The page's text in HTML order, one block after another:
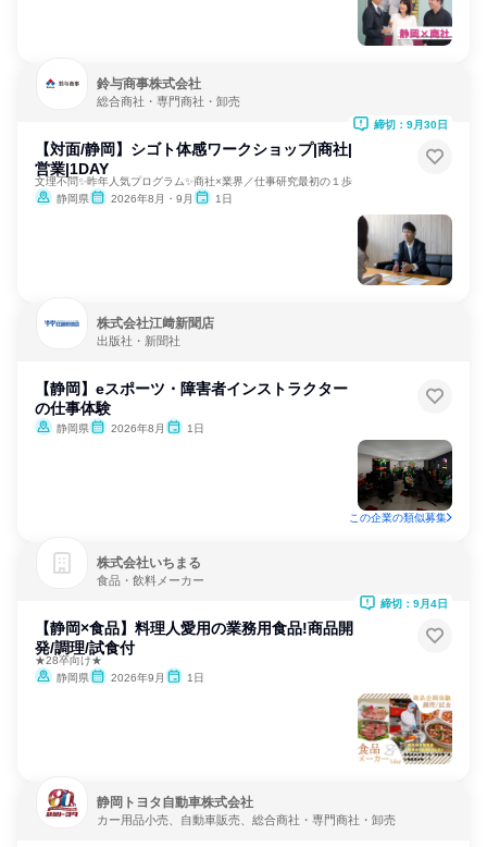
鈴与商事株式会社
総合商社・専門商社・卸売
【対面/静岡】シゴト体感ワークショップ|商社|
営業|1DAY
文理不問✨昨年人気プログラム✨商社×業界／仕事研究最初の１歩
静岡県
2026年8月・9月 1日
締切：9月30日
株式会社江﨑新聞店
出版社・新聞社
【静岡】eスポーツ・障害者インストラクター
の仕事体験
静岡県 2026年8月 1日
この企業の類似募集
株式会社いちまる
食品・飲料メーカー
【静岡×食品】料理人愛用の業務用食品!商品開
発/調理/試食付
★28卒向け★
静岡県
2026年9月 1日
締切：9月4日
静岡トヨタ自動車株式会社
カー用品小売、自動車販売、総合商社・専門商社・卸売